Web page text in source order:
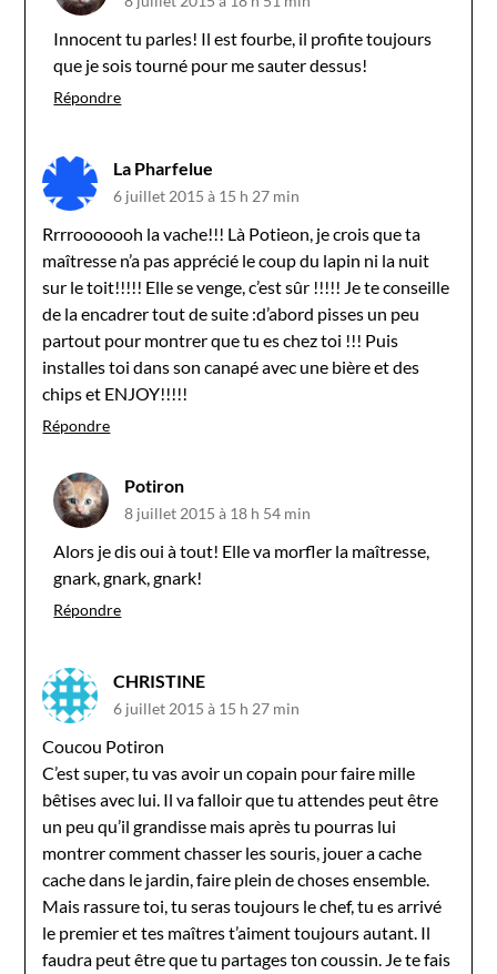
Innocent tu parles! Il est fourbe, il profite toujours
que je sois tourné pour me sauter dessus!
Répondre
La Pharfelue
6 juillet 2015 à 15 h 27 min
Rrrrooooooh la vache!!! Là Potieon, je crois que ta
maîtresse n’a pas apprécié le coup du lapin ni la nuit
sur le toit!!!!! Elle se venge, c’est sûr !!!!! Je te conseille
de la encadrer tout de suite :d’abord pisses un peu
partout pour montrer que tu es chez toi !!! Puis
installes toi dans son canapé avec une bière et des
chips et ENJOY!!!!!
Répondre
Potiron
8 juillet 2015 à 18 h 54 min
Alors je dis oui à tout! Elle va morfler la maîtresse,
gnark, gnark, gnark!
Répondre
CHRISTINE
6 juillet 2015 à 15 h 27 min
Coucou Potiron
C’est super, tu vas avoir un copain pour faire mille
bêtises avec lui. Il va falloir que tu attendes peut être
un peu qu’il grandisse mais après tu pourras lui
montrer comment chasser les souris, jouer a cache
cache dans le jardin, faire plein de choses ensemble.
Mais rassure toi, tu seras toujours le chef, tu es arrivé
le premier et tes maîtres t’aiment toujours autant. Il
faudra peut être que tu partages ton coussin. Je te fais